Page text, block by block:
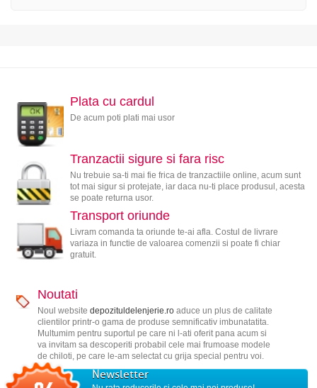
Plata cu cardul
De acum poti plati mai usor
Tranzactii sigure si fara risc
Nu trebuie sa-ti mai fie frica de tranzactiile online, acum sunt
tot mai sigur si protejate, iar daca nu-ti place produsul, acesta
se poate returna usor.
Transport oriunde
Livram comanda ta oriunde te-ai afla. Costul de livrare
variaza in functie de valoarea comenzii si poate fi chiar
gratuit.
Noutati
Noul website depozituldelenjerie.roaduce un plus de calitate
clientilor printr-o gama de produse semnificativ imbunatatita.
Multumim pentru suportul pe care ni l-ati oferit pana acum si
va invitam sa descoperiti probabil cele mai frumoase modele
de chiloti, pe care le-am selectat cu grija special pentru voi.
Newsletter